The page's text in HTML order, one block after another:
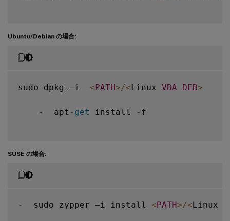
Ubuntu/Debian の場合:
sudo dpkg –i <PATH>/<Linux VDA DEB>
-
  apt
- get install - f
SUSE の場合:
-
  sudo zypper –i install
<PATH>/<Linux